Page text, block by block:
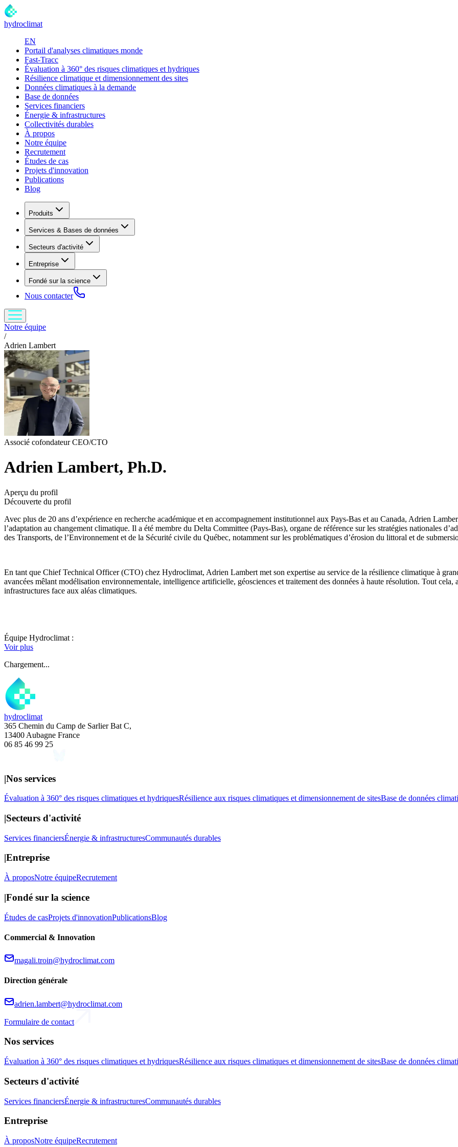
hydroclimat
EN
Portail d'analyses climatiques monde
Fast-Tracc
Évaluation à 360° des risques climatiques et hydriques
Résilience climatique et dimensionnement des sites
Données climatiques à la demande
Base de données
Services financiers
Énergie & infrastructures
Collectivités durables
À propos
Notre équipe
Recrutement
Études de cas
Projets d'innovation
Publications
Blog
Produits
Services & Bases de données
Secteurs d'activité
Entreprise
Fondé sur la science
Nous contacter
Notre équipe
/
Adrien Lambert
Associé cofondateur CEO/CTO
Adrien Lambert, Ph.D.
Aperçu du profil
Découverte du profil
Avec plus de 20 ans d’expérience en recherche académique et en accompagnement institutionnel aux Pays-Bas et au Canada, Adrien
l’adaptation au changement climatique. Il a été membre du Delta Committee (Pays-Bas), organe de référence sur les stratégies nationales
des Transports, de l’Environnement et de la Sécurité civile du Québec, notamment sur les problématiques d’érosion du littoral et de
En tant que Chief Technical Officer (CTO) chez Hydroclimat, Adrien Lambert met son expertise au service de la résilience climatique à
avancées mêlant modélisation environnementale, intelligence artificielle, géosciences et traitement des données à haute résolution. Tout cela,
infrastructures face aux aléas climatiques.
Équipe Hydroclimat :
Voir plus
Chargement...
hydroclimat
365 Chemin du Camp de Sarlier Bat C,
13400 Aubagne France
06 85 46 99 25
|Nos services
Évaluation à 360° des risques climatiques et hydriquesRésilience aux risques climatiques et dimensionnement de sitesBase de données
|Secteurs d'activité
Services financiersÉnergie & infrastructuresCommunautés durables
|Entreprise
À proposNotre équipeRecrutement
|Fondé sur la science
Études de casProjets d'innovationPublicationsBlog
Commercial & Innovation
magali.troin@hydroclimat.com
Direction générale
adrien.lambert@hydroclimat.com
Formulaire de contact
Nos services
Évaluation à 360° des risques climatiques et hydriquesRésilience aux risques climatiques et dimensionnement de sitesBase de données
Secteurs d'activité
Services financiersÉnergie & infrastructuresCommunautés durables
Entreprise
À proposNotre équipeRecrutement